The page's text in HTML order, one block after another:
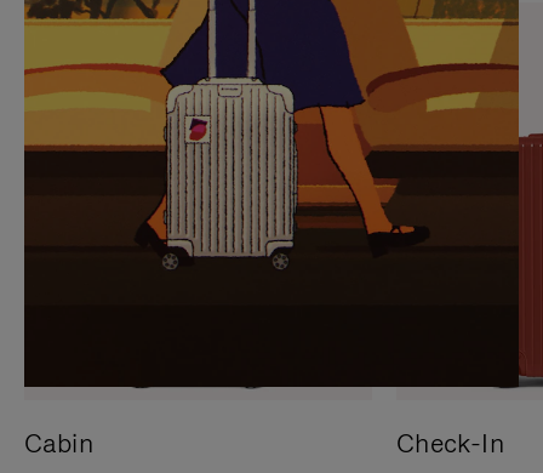
SUR
POUR
METTRE
PAUSE
VEUILLEZ
CLIQUER
POUR
RÉACTIVER
LE
SON
Cabin Check-In